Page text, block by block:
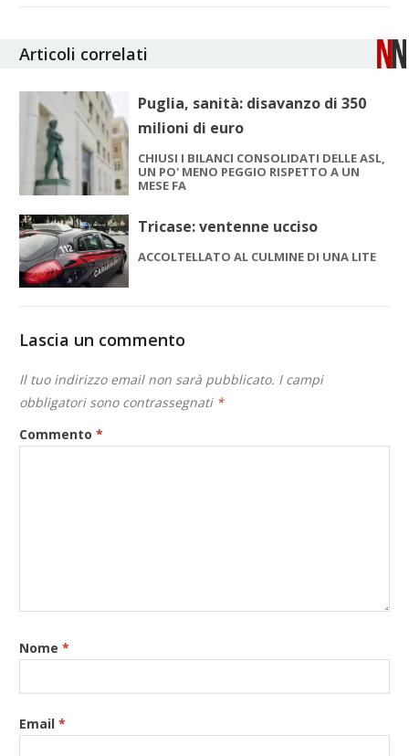
Articoli correlati
Puglia, sanità: disavanzo di 350
milioni di euro
CHIUSI I BILANCI CONSOLIDATI DELLE ASL,
UN PO' MENO PEGGIO RISPETTO A UN
MESE FA
Tricase: ventenne ucciso
ACCOLTELLATO AL CULMINE DI UNA LITE
Lascia un commento
Il tuo indirizzo email non sarà pubblicato. I campi
obbligatori sono contrassegnati *
Commento*
Nome*
Email*